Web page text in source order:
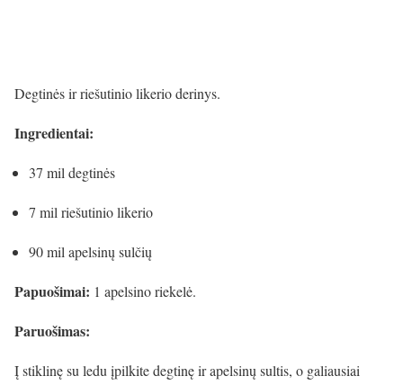
Degtinės ir riešutinio likerio derinys.
Ingredientai:
37 mil degtinės
7 mil riešutinio likerio
90 mil apelsinų sulčių
Papuošimai: 1 apelsino riekelė.
Paruošimas:
Į stiklinę su ledu įpilkite degtinę ir apelsinų sultis, o galiausiai